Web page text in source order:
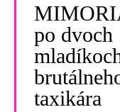
po dvoch
taxikára